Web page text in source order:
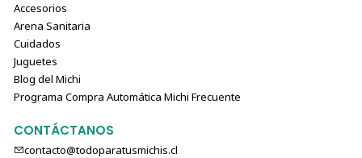
Accesorios
Arena Sanitaria
Cuidados
Juguetes
Blog del Michi
Programa Compra Automática Michi Frecuente
CONTÁCTANOS
contacto@todoparatusmichis.cl